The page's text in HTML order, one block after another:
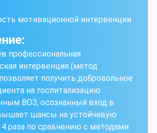
мотивационной интервенции
профессиональная
интервенция (метод
получить добровольное
на госпитализацию.
ВОЗ, осознанный вход в
шансы на устойчивую
раза по сравнению с методами